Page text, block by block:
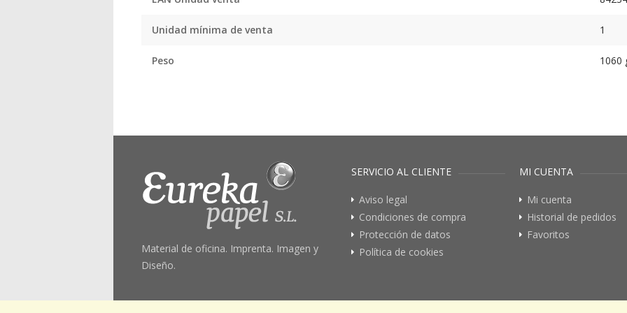
Unidad mínima de venta 1
Peso 1060
Material de oficina. Imprenta. Imagen y
Diseño.
SERVICIO AL CLIENTE
Aviso legal
Condiciones de compra
Protección de datos
Política de cookies
MI CUENTA
Mi cuenta
Historial de pedidos
Favoritos